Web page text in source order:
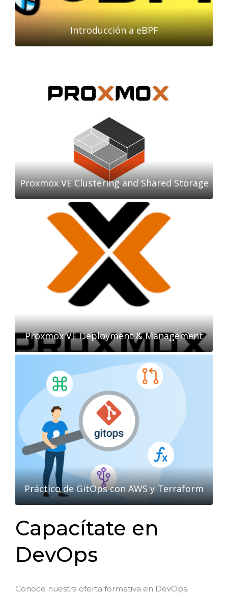
Introducción a eBPF
Proxmox VE Clustering and Shared Storage
Proxmox VE Deployment & Management
Práctico de GitOps con AWS y Terraform
Capacítate en
DevOps
Conoce nuestra oferta formativa en DevOps.